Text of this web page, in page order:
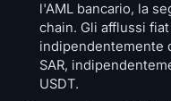
l'AML bancario, la
chain. Gli afflussi
indipendentemente
SAR,
USDT.